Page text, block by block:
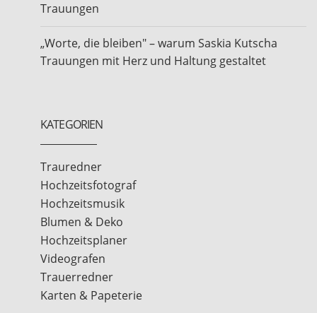
Trauungen
„Worte, die bleiben" – warum Saskia Kutscha
Trauungen mit Herz und Haltung gestaltet
KATEGORIEN
Trauredner
Hochzeitsfotograf
Hochzeitsmusik
Blumen & Deko
Hochzeitsplaner
Videografen
Trauerredner
Karten & Papeterie